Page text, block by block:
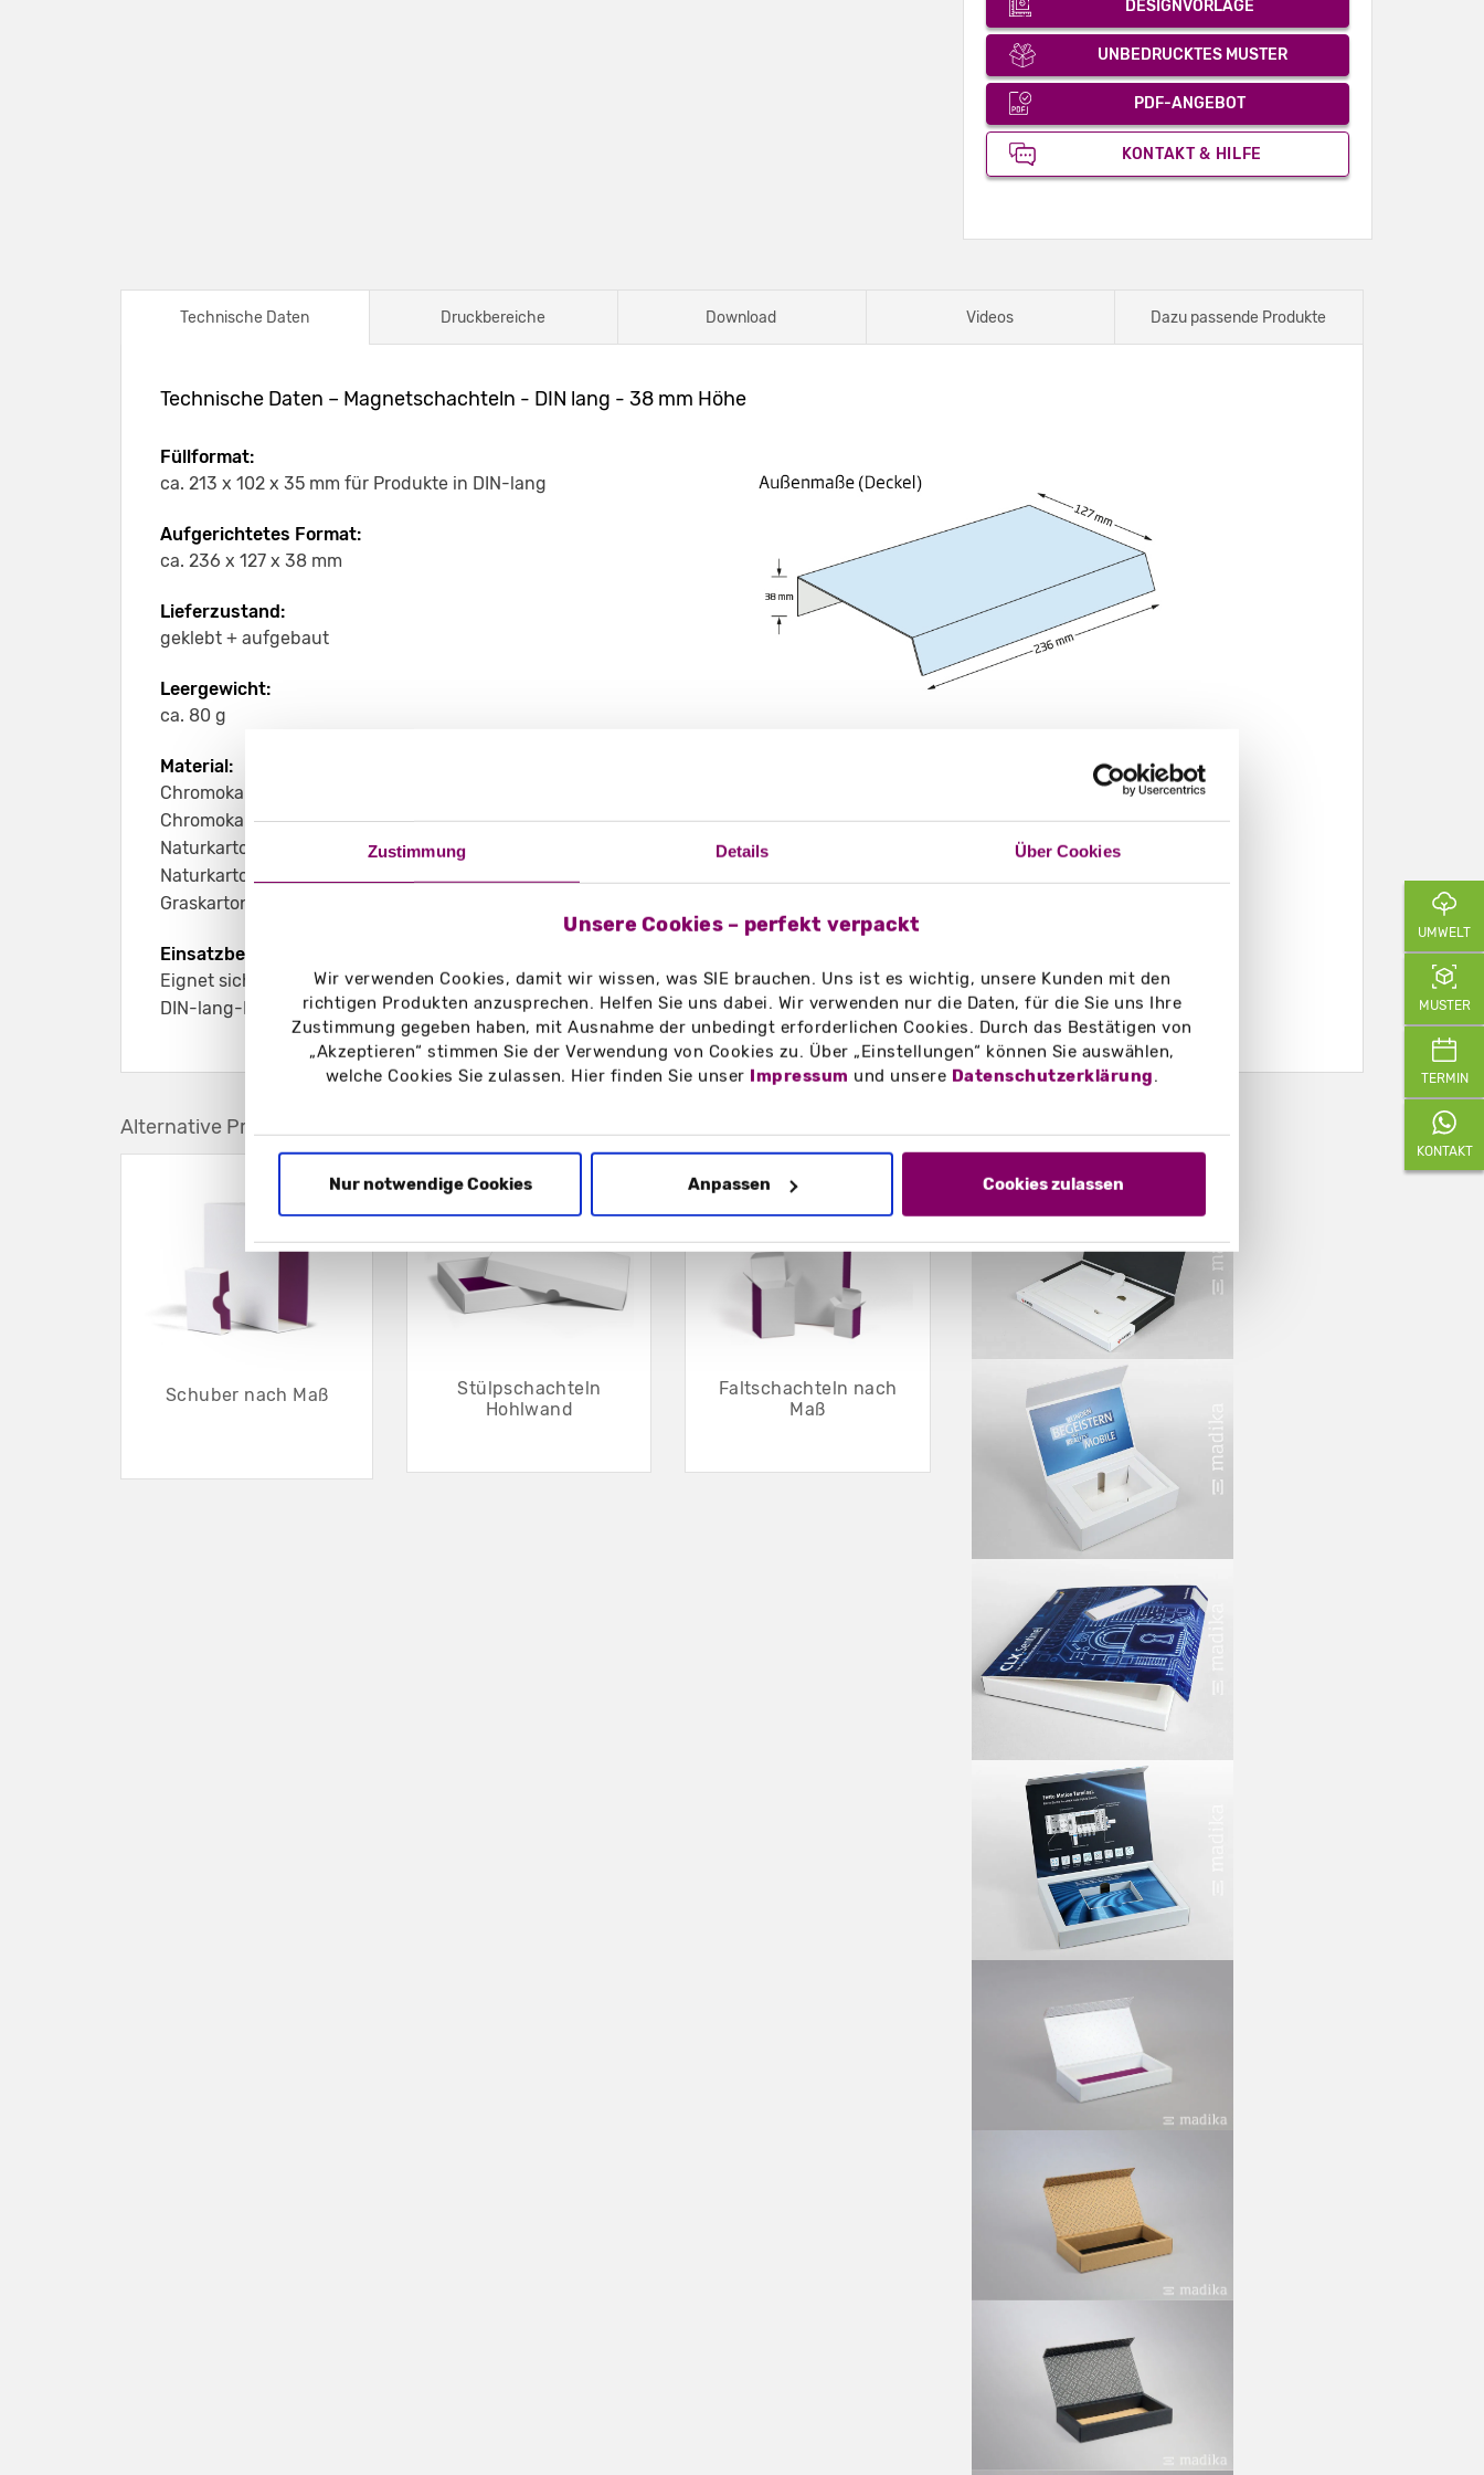
Zustimmung Details Über Cookies
Unsere Cookies – perfekt verpackt
Wir verwenden Cookies, damit wir wissen, was SIE brauchen. Uns ist es wichtig, unsere Kunden mit den
richtigen Produkten anzusprechen. Helfen Sie uns dabei. Wir verwenden nur die Daten, für die Sie uns Ihre
Zustimmung gegeben haben, mit Ausnahme der unbedingt erforderlichen Cookies. Durch das Bestätigen von
„Akzeptieren“ stimmen Sie der Verwendung von Cookies zu. Über „Einstellungen“ können Sie auswählen,
welche Cookies Sie zulassen. Hier finden Sie unser Impressum und unsere Datenschutzerklärung.
Nur notwendige Cookies Anpassen Cookies zulassen
DESIGNVORLAGE
UNBEDRUCKTES MUSTER
PDF-ANGEBOT
KONTAKT & HILFE
Technische Daten Druckbereiche Download Videos Dazu passende Produkte
Technische Daten – Magnetschachteln - DIN lang - 38 mm Höhe
Füllformat:
ca. 213 x 102 x 35 mm für Produkte in DIN-lang
Aufgerichtetes Format:
ca. 236 x 127 x 38 mm
Lieferzustand:
geklebt + aufgebaut
Leergewicht:
ca. 80 g
Material:
Chromokarton GC1 weiß 290 g/m²
Chromokarton GC1 weiß Naturseite 290 g/m²
Naturkarton braun 350 g/m²
Naturkarton schwarz 350 g/m²
Graskarton 350 g/m²
Einsatzbereich:
Eignet sich z. B. für längliche Produkte, Broschüren, Unterlagen in
DIN-lang-Format bis ca. 35 mm Dicke
Alternative Produkte
Schuber nach Maß
Stülpschachteln
Hohlwand
Faltschachteln nach
Maß
UMWELT
MUSTER
TERMIN
KONTAKT